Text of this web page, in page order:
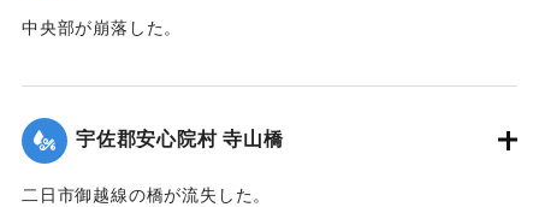
中央部が崩落した。
｜固有コード:00275041
宇佐郡安心院村 寺山橋
二日市御越線の橋が流失した。